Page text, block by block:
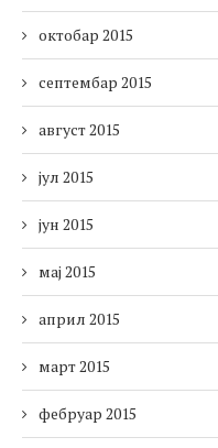
октобар 2015
септембар 2015
август 2015
јул 2015
јун 2015
мај 2015
април 2015
март 2015
фебруар 2015